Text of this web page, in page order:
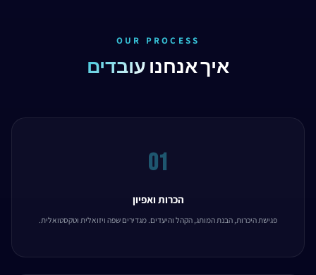
OUR PROCESS
איך אנחנו עובדים
01
הכרות ואפיון
פגישת היכרות, הבנת המותג, הקהל והיעדים. מגדירים שפה ויזואלית וטקסטואלית.